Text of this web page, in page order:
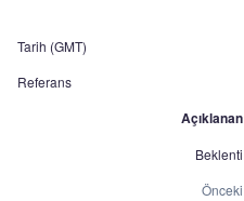
Tarih (GMT)
Referans
Açıklanan
Beklenti
Önceki